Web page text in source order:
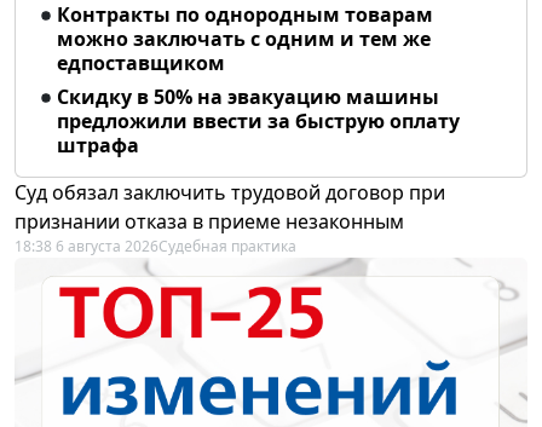
Контракты по однородным товарам
можно заключать с одним и тем же
едпоставщиком
Скидку в 50% на эвакуацию машины
предложили ввести за быструю оплату
штрафа
Суд обязал заключить трудовой договор при
признании отказа в приеме незаконным
18:38 6 августа 2026Судебная практика